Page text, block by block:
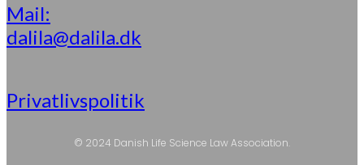
Mail:
dalila@dalila.dk
Privatlivspolitik
© 2024 Danish Life Science Law Association.